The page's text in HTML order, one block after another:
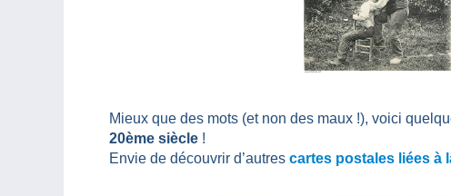
Mieux que des mots (et non des maux !), voici
20ème siècle !
Envie de découvrir d’autres cartes postales liées à